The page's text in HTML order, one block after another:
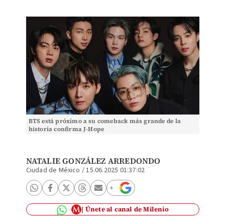
BTS está próximo a su comeback más grande de la
historia confirma J-Hope
NATALIE GONZÁLEZ ARREDONDO
Ciudad de México /15.06.2025 01:37:02
Únete al canal de Milenio